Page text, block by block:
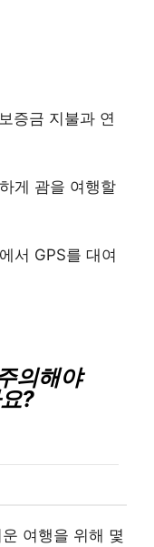
증금 지불과 연
게 괌을 여행할
서 GPS를 대여
의해야
?
여행을 위해 몇